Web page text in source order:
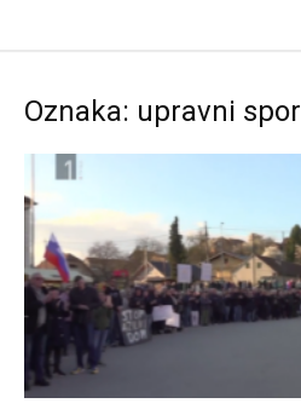
Oznaka: upravni spor